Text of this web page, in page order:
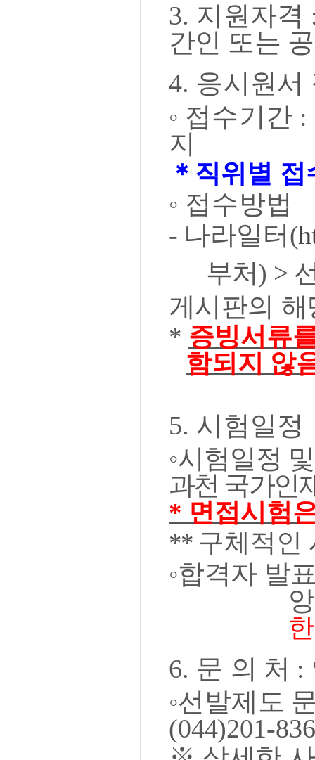
3. 지원자격
간인 또는
4. 응시원서
◦ 접수기간 :
지
＊ 직위별 접
◦ 접수방법
- 나라일터 (
부처) >
게 시판의 해
* 증빙서류
함되지 않
5. 시험일정
◦시험일정
과천 국가인
* 면접시험
** 구체적인
◦합격자 발
6. 문 의 처 :
◦선발제도
(044)201-